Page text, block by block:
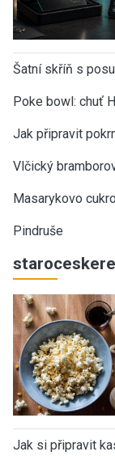
Šatní skříň s
Poke bowl: chuť
Jak připravit
Vlčický
Masarykovo
Pindruše
Jak si připravit